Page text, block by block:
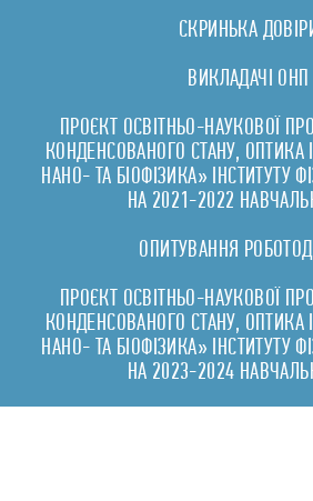
СКРИНЬКА
ВИКЛАДАЧІ ОНП
ПРОЄКТ ОСВІТНЬО-НАУКОВОЇ
КОНДЕНСОВАНОГО СТАНУ, ОПТИКА
НАНО- ТА БІОФІЗИКА» ІНСТИТУТУ
НА 2021-2022
ОПИТУВАННЯ
ПРОЄКТ ОСВІТНЬО-НАУКОВОЇ
КОНДЕНСОВАНОГО СТАНУ, ОПТИКА
НАНО- ТА БІОФІЗИКА» ІНСТИТУТУ
НА 2023-2024